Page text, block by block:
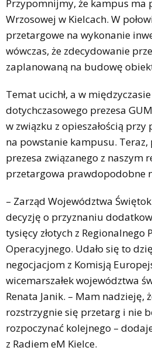
Przypomnijmy, że kampus ma
Wrzosowej w Kielcach. W
przetargowe na wykonanie
wówczas, że zdecydowanie
zaplanowaną na budowę
Temat ucichł, a w
dotychczasowego prezesa
w związku z opieszałością przy
na powstanie kampusu. Teraz,
prezesa związanego z naszym
przetargowa prawdopodobne
– Zarząd Województwa
decyzję o przyznaniu
tysięcy złotych z Regionalnego
Operacyjnego. Udało się to
negocjacjom z Komisją
wicemarszałek województwa
Renata Janik. – Mam nadzieję,
rozstrzygnie się przetarg i nie
rozpoczynać kolejnego –
z Radiem eM Kielce.